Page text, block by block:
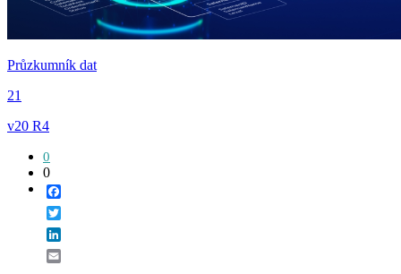
Průzkumník dat
21
v20 R4
0
0